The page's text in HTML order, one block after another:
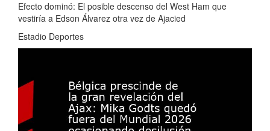
Efecto dominó: El posible descenso del West Ham que
vestiría a Edson Álvarez otra vez de Ajacied
Estadio Deportes